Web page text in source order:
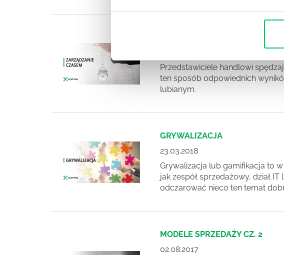
HANDLOWCY
Przedstawiciele handlowi
ten sposób odpowiednich
lubianym.
GRYWALIZACJA
23.03.2018
Grywalizacja lub gamifikacja to
jak zespół sprzedażowy, dział
odczarować nieco ten temat
MODELE SPRZEDAŻY CZ. 2
02.08.2017